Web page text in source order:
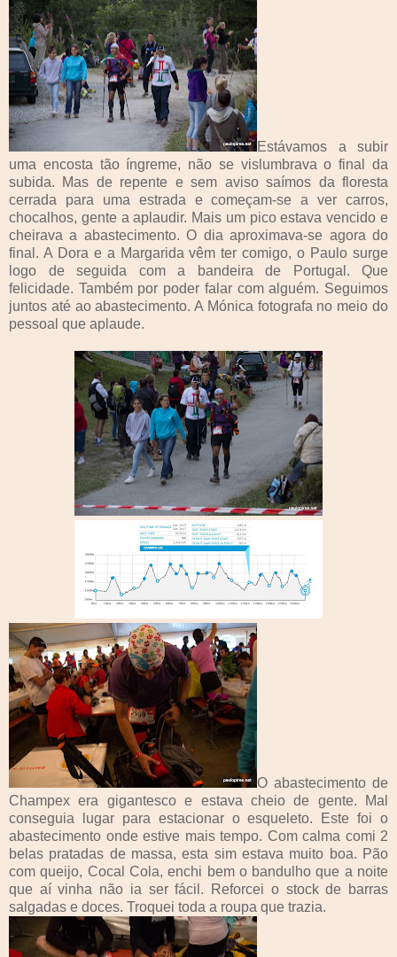
Estávamos a subir
uma encosta tão íngreme, não se vislumbrava o final da
subida. Mas de repente e sem aviso saímos da floresta
cerrada para uma estrada e começam-se a ver carros,
chocalhos, gente a aplaudir. Mais um pico estava vencido e
cheirava a abastecimento. O dia aproximava-se agora do
final. A Dora e a Margarida vêm ter comigo, o Paulo surge
logo de seguida com a bandeira de Portugal. Que
felicidade. Também por poder falar com alguém. Seguimos
juntos até ao abastecimento. A Mónica fotografa no meio do
pessoal que aplaude.
O abastecimento de
Champex era gigantesco e estava cheio de gente. Mal
conseguia lugar para estacionar o esqueleto. Este foi o
abastecimento onde estive mais tempo. Com calma comi 2
belas pratadas de massa, esta sim estava muito boa. Pão
com queijo, Cocal Cola, enchi bem o bandulho que a noite
que aí vinha não ia ser fácil. Reforcei o stock de barras
salgadas e doces. Troquei toda a roupa que trazia.